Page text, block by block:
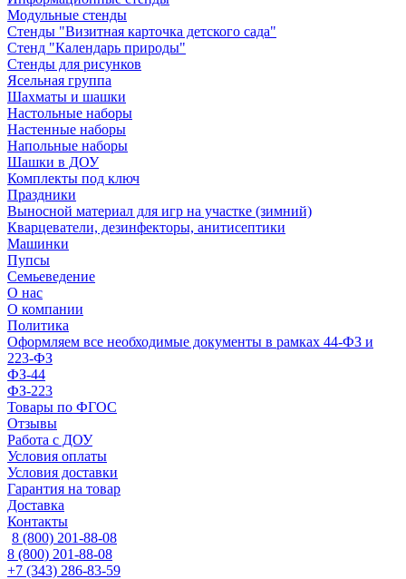
Модульные стенды
Стенды "Визитная карточка детского сада"
Стенд "Календарь природы"
Стенды для рисунков
Ясельная группа
Шахматы и шашки
Настольные наборы
Настенные наборы
Напольные наборы
Шашки в ДОУ
Комплекты под ключ
Праздники
Выносной материал для игр на участке (зимний)
Кварцеватели, дезинфекторы, анитисептики
Машинки
Пупсы
Семьеведение
О нас
О компании
Политика
Оформляем все необходимые документы в рамках 44-ФЗ и
223-ФЗ
ФЗ-44
ФЗ-223
Товары по ФГОС
Отзывы
Работа с ДОУ
Условия оплаты
Условия доставки
Гарантия на товар
Доставка
Контакты
8 (800) 201-88-08
8 (800) 201-88-08
+7 (343) 286-83-59